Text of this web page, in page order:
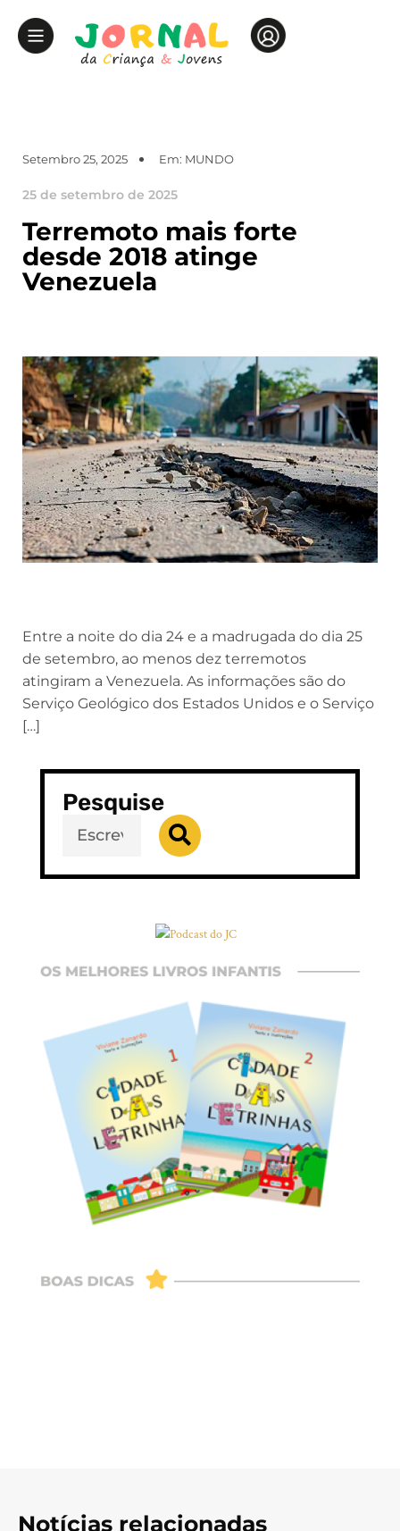
Setembro 25, 2025 Em: MUNDO
25 de setembro de 2025
Terremoto mais forte
desde 2018 atinge
Venezuela
Entre a noite do dia 24 e a madrugada do dia 25
de setembro, ao menos dez terremotos
atingiram a Venezuela. As informações são do
Serviço Geológico dos Estados Unidos e o Serviço
[…]
Pesquise
Notícias relacionadas